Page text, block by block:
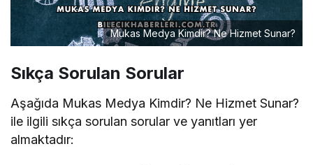
Mukas Medya Kimdir? Ne Hizmet Sunar?
Sıkça Sorulan Sorular
Aşağıda Mukas Medya Kimdir? Ne Hizmet Sunar?
ile ilgili sıkça sorulan sorular ve yanıtları yer
almaktadır: